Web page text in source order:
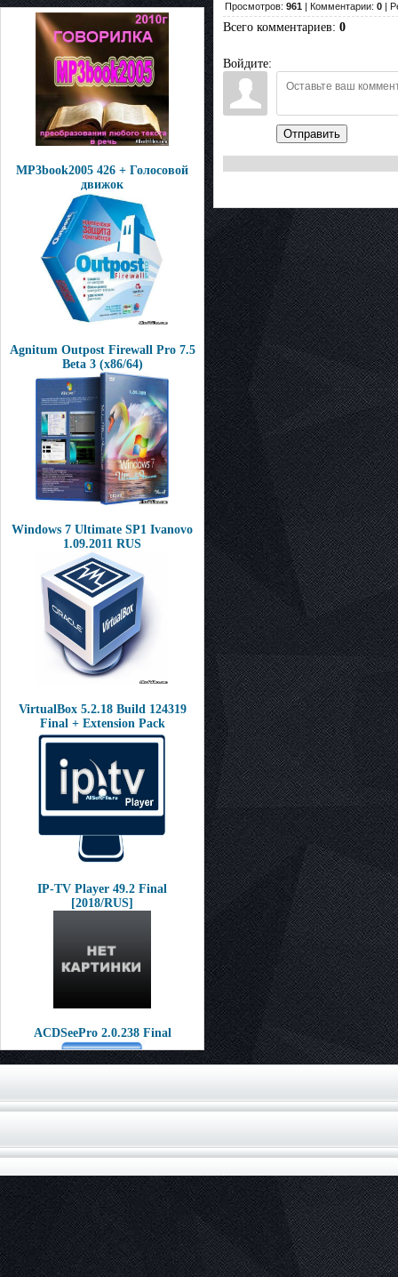
MP3book2005 426 + Голосовой
движок
Agnitum Outpost Firewall Pro 7.5
Beta 3 (x86/64)
Windows 7 Ultimate SP1 Ivanovo
1.09.2011 RUS
VirtualBox 5.2.18 Build 124319
Final + Extension Pack
IP-TV Player 49.2 Final
[2018/RUS]
ACDSeePro 2.0.238 Final
Просмотров: 961 | Комментарии: 0 |
Всего комментариев: 0
Войдите:
Отправить